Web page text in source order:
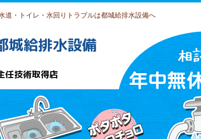
道・トイレ・水回りトラブルは都城給排水設備へ
城給排水設備
任技術取得店